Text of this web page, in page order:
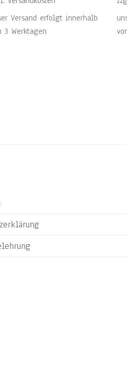
Versand erfolgt innerhalb
3 Werktagen